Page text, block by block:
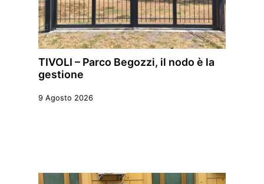
TIVOLI – Parco Begozzi, il nodo è la
gestione
9 Agosto 2026